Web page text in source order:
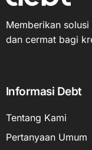
Memberikan
dan cermat bagi
Informasi Debt
Tentang Kami
Pertanyaan Umum